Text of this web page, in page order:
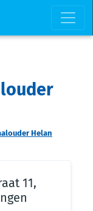
Helan
11,